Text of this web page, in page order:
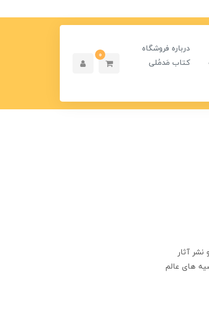
درباره فروشگاه
کتاب مَدمُلی
0
آثار
و توصیه های عالم